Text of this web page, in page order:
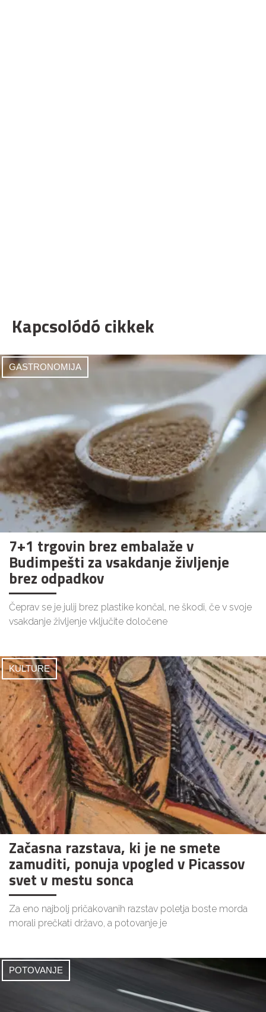
Kapcsolódó cikkek
GASTRONOMIJA
7+1 trgovin brez embalaže v
Budimpešti za vsakdanje življenje
brez odpadkov
Čeprav se je julij brez plastike končal, ne škodi, če v svoje
vsakdanje življenje vključite določene
KULTURE
Začasna razstava, ki je ne smete
zamuditi, ponuja vpogled v Picassov
svet v mestu sonca
Za eno najbolj pričakovanih razstav poletja boste morda
morali prečkati državo, a potovanje je
POTOVANJE